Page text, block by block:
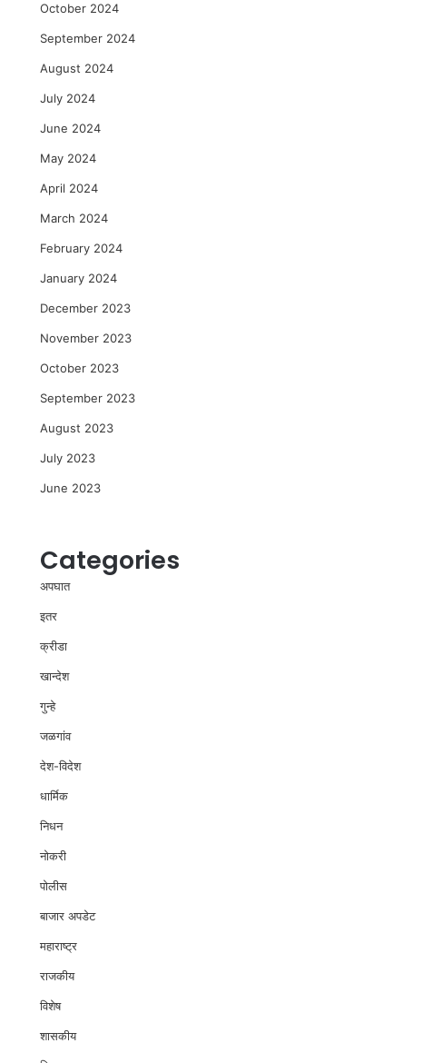
October 2024
September 2024
August 2024
July 2024
June 2024
May 2024
April 2024
March 2024
February 2024
January 2024
December 2023
November 2023
October 2023
September 2023
August 2023
July 2023
June 2023
Categories
अपघात
इतर
क्रीडा
खान्देश
गुन्हे
जळगांव
देश-विदेश
धार्मिक
निधन
नोकरी
पोलीस
बाजार अपडेट
महाराष्ट्र
राजकीय
विशेष
शासकीय